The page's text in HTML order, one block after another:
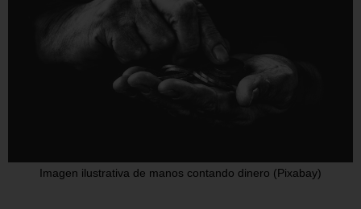
Imagen ilustrativa de manos contando dinero (Pixabay)